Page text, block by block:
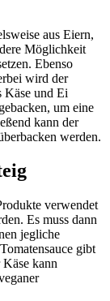
aus Eiern,
Möglichkeit
Ebenso
wird der
Käse und Ei
um eine
kann der
werden.
verwendet
Es muss dann
jegliche
gibt
kann